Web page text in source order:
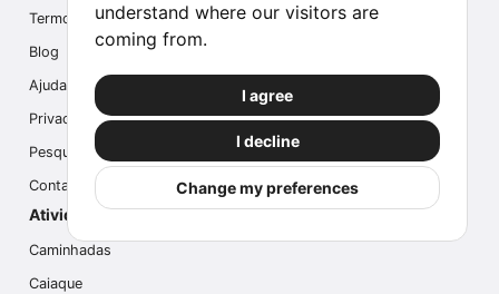
understand where our visitors are
coming from.
I agree
I decline
Change my preferences
Termos
Blog
Ajuda
Privacidade
Pesquisa
Contate-nos
Atividades populares
Caminhadas
Caiaque